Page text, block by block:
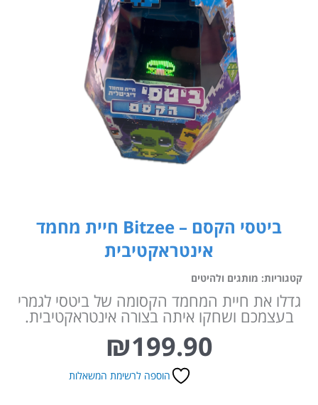
ביטסי הקסם – Bitzee חיית מחמד
אינטראקטיבית
קטגוריות: מותגים ולהיטים
גדלו את חיית המחמד הקסומה של ביטסי לגמרי
בעצמכם ושחקו איתה בצורה אינטראקטיבית.
₪199.90
הוספה לרשימת המשאלות